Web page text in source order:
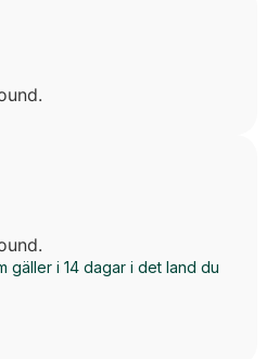
gäller i 14 dagar i det land du